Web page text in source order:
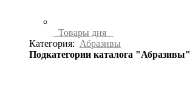
Товары дня
Категория: Абразивы
Подкатегории каталога "Абразивы"